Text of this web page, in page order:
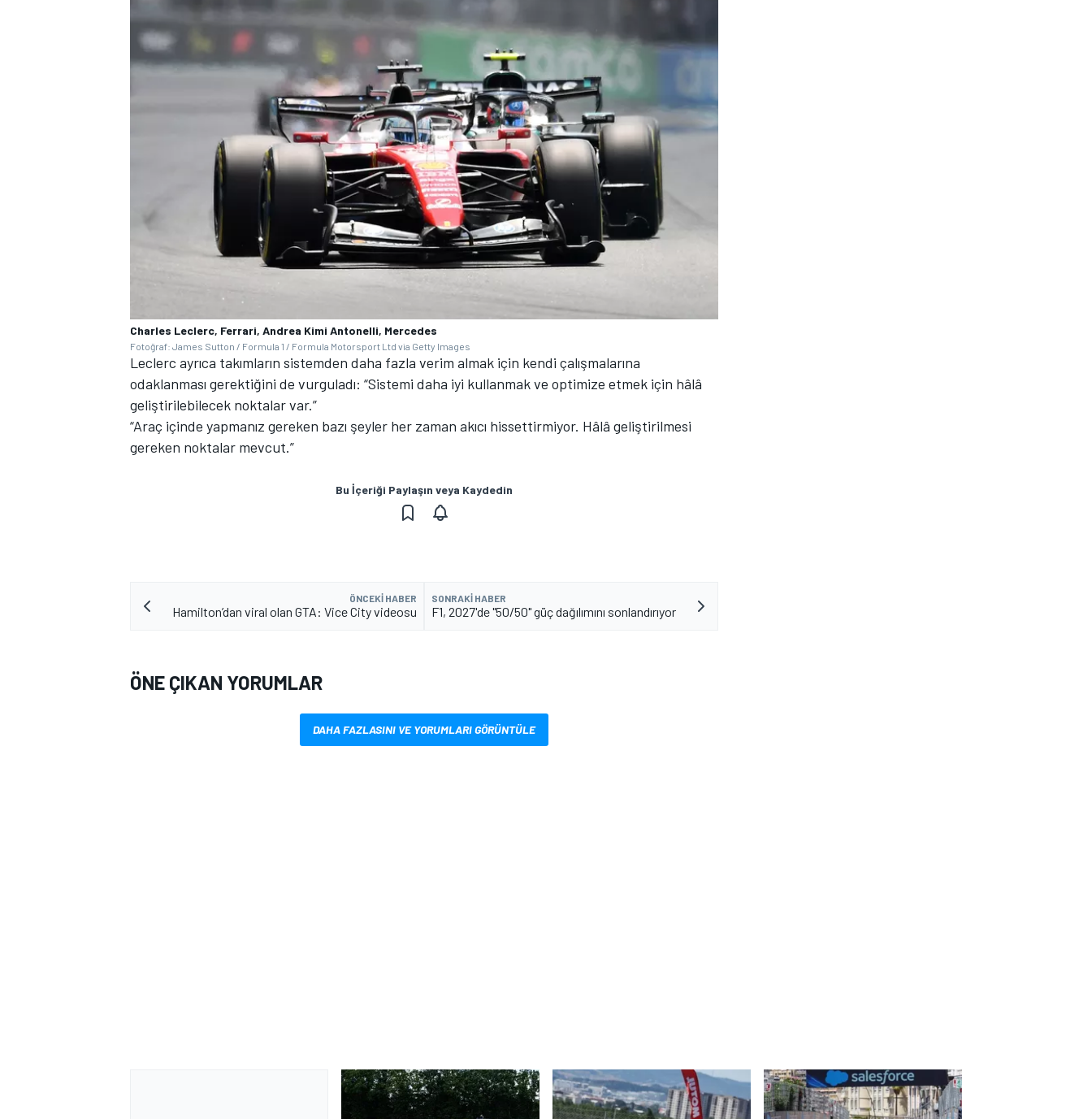
Charles Leclerc, Ferrari, Andrea Kimi Antonelli, Mercedes
Fotoğraf: James Sutton / Formula 1 / Formula Motorsport Ltd via Getty Images
Leclerc ayrıca takımların sistemden daha fazla verim almak için kendi çalışmalarına
odaklanması gerektiğini de vurguladı: “Sistemi daha iyi kullanmak ve optimize etmek için hâlâ
geliştirilebilecek noktalar var.”
“Araç içinde yapmanız gereken bazı şeyler her zaman akıcı hissettirmiyor. Hâlâ geliştirilmesi
gereken noktalar mevcut.”
Bu İçeriği Paylaşın veya Kaydedin
ÖNCEKI HABER
Hamilton’dan viral olan GTA: Vice City videosu
SONRAKI HABER
F1, 2027'de "50/50" güç dağılımını sonlandırıyor
ÖNE ÇIKAN YORUMLAR
DAHA FAZLASINI VE YORUMLARI GÖRÜNTÜLE